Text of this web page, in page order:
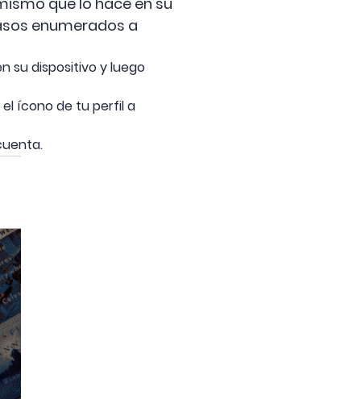
enumerados a
su dispositivo y luego
el ícono de tu perfil a